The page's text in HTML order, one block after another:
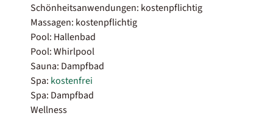
Schönheitsanwendungen: kostenpflichtig
Massagen: kostenpflichtig
Pool: Hallenbad
Pool: Whirlpool
Sauna: Dampfbad
Spa: kostenfrei
Spa: Dampfbad
Wellness